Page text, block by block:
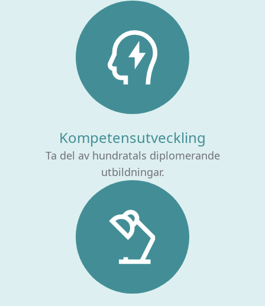
Kompetensutveckling
Ta del av hundratals diplomerande
utbildningar.